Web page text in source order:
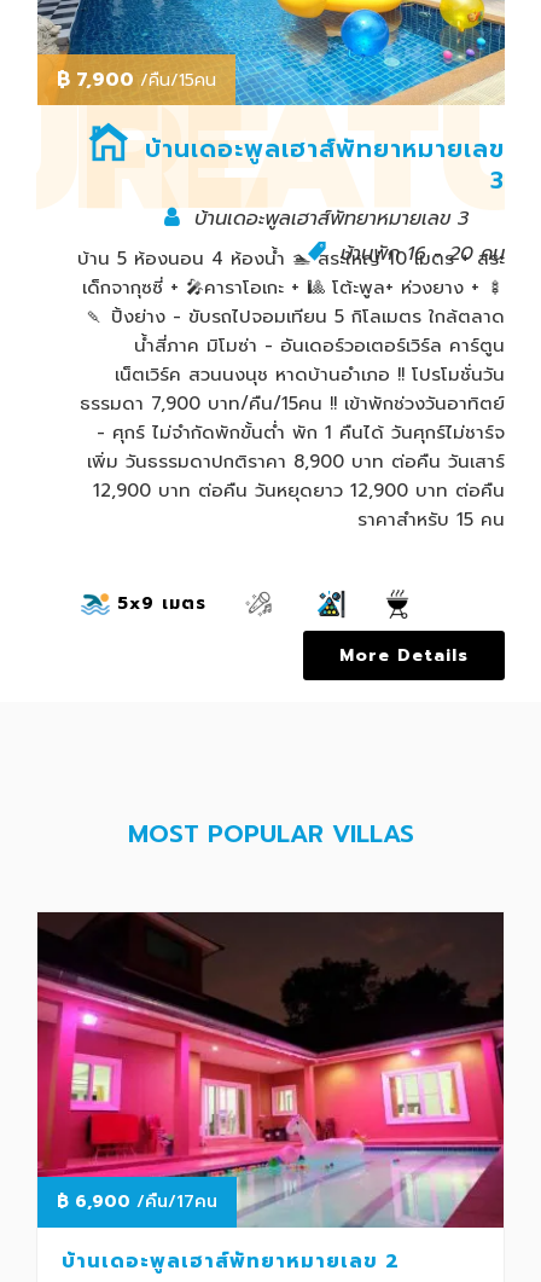
฿ 7,900 /คืน/15คน
บ้านเดอะพูลเฮาส์พัทยาหมายเลข
3
บ้านเดอะพูลเฮาส์พัทยาหมายเลข 3
บ้านพัก 16 - 20 คน
บ้าน 5 ห้องนอน 4 ห้องน้ำ 🏊 สระใหญ่ 10 เมตร + สระ
เด็กจากุซซี่ + 🎤คาราโอเกะ + 🎱 โต้ะพูล+ ห่วงยาง + 🍢
🍡 ปิ้งย่าง - ขับรถไปจอมเทียน 5 กิโลเมตร ใกล้ตลาด
น้ำสี่ภาค มิโมซ่า - อันเดอร์วอเตอร์เวิร์ล คาร์ตูน
เน็ตเวิร์ค สวนนงนุช หาดบ้านอำเภอ !! โปรโมชั่นวัน
ธรรมดา 7,900 บาท/คืน/15คน !! เข้าพักช่วงวันอาทิตย์
- ศุกร์ ไม่จำกัดพักขั้นต่ำ พัก 1 คืนได้ วันศุกร์ไม่ชาร์จ
เพิ่ม วันธรรมดาปกติราคา 8,900 บาท ต่อคืน วันเสาร์
12,900 บาท ต่อคืน วันหยุดยาว 12,900 บาท ต่อคืน
ราคาสำหรับ 15 คน
5x9 เมตร
More Details
MOST POPULAR VILLAS
฿ 6,900 /คืน/17คน
บ้านเดอะพูลเฮาส์พัทยาหมายเลข 2